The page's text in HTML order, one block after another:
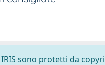
sono protetti da